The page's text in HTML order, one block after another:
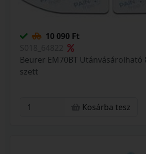
10 090 Ft
Beurer EM70BT Utánvásárolható
szett
Kosárba tesz